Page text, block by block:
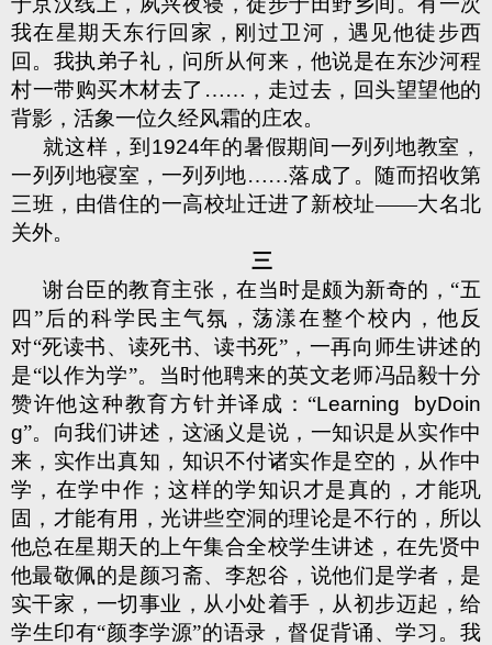
我在星期天东行回家，刚过卫河，遇见他徒步西
回。我执弟子礼，问所从何来，他说是在东沙河程
村一带购买木材去了……，走过去，回头望望他的
背影，活象一位久经风霜的庄农。
就这样，到 1924年的暑假期间一列列地教室，
一列列地寝室，一列列地……落成了。随而招收第
三班，由借住的一高校址迁进了新校址——大名北
关外。
三
谢台臣的教育主张，在当时是颇为新奇的，“五
四”后的科学民主气氛，荡漾在整个校内，他反
对“死读书、读死书、读书死”，一再向师生讲述的
是“以作为学”。当时他聘来的英文老师冯品毅十分
赞许他这种教育方针并译成：“Learning byDoin
g”。向我们讲述，这涵义是说，一知识是从实作中
来，实作出真知，知识不付诸实作是空的，从作中
学，在学中作；这样的学知识才是真的，才能巩
固，才能有用，光讲些空洞的理论是不行的，所以
他总在星期天的上午集合全校学生讲述，在先贤中
他最敬佩的是颜习斋、李恕谷，说他们是学者，是
实干家，一切事业，从小处着手，从初步迈起，给
学生印有“颜李学源”的语录，督促背诵、学习。我